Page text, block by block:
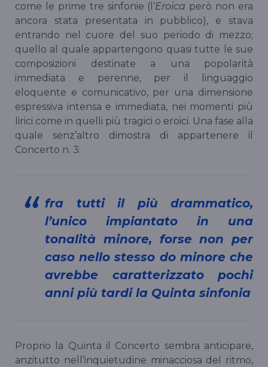
come le prime tre sinfonie (l’Eroica però non era
ancora stata presentata in pubblico), e stava
entrando nel cuore del suo periodo di mezzo;
quello al quale appartengono quasi tutte le sue
composizioni destinate a una popolarità
immediata e perenne, per il linguaggio
eloquente e comunicativo, per una dimensione
espressiva intensa e immediata, nei momenti più
lirici come in quelli più tragici o eroici. Una fase alla
quale senz’altro dimostra di appartenere il
Concerto n. 3:
fra tutti il più drammatico,
l’unico impiantato in una
tonalità minore, forse non per
caso nello stesso do minore che
avrebbe caratterizzato pochi
anni più tardi la Quinta sinfonia
Proprio la Quinta il Concerto sembra anticipare,
anzitutto nell’inquietudine minacciosa del ritmo,